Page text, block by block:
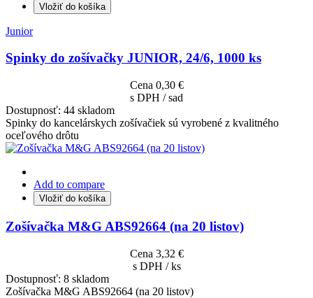
Vložiť do košíka
Junior
Spinky do zošívačky JUNIOR, 24/6, 1000 ks
Cena 0,30 €
s DPH / sad
Dostupnosť: 44 skladom
Spinky do kancelárskych zošívačiek sú vyrobené z kvalitného
oceľového drôtu
Add to compare
Vložiť do košíka
Zošívačka M&G ABS92664 (na 20 listov)
Cena 3,32 €
s DPH / ks
Dostupnosť: 8 skladom
Zošívačka M&G ABS92664 (na 20 listov)